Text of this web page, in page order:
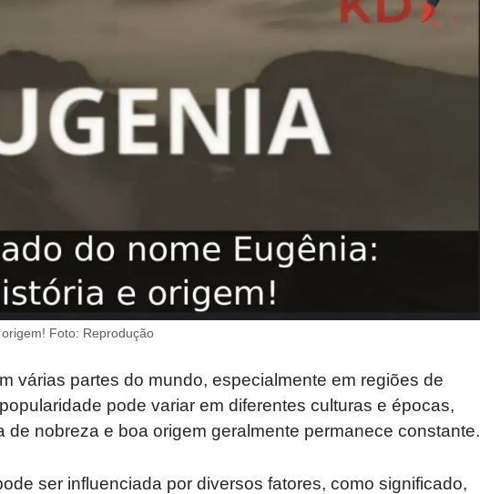
Foto: Reprodução
várias partes do mundo, especialmente em regiões de
pode variar em diferentes culturas e épocas,
de nobreza e boa origem geralmente permanece constante.
ser influenciada por diversos fatores, como significado,